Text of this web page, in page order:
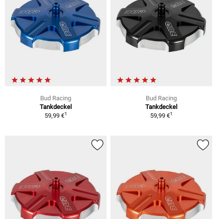
Bud Racing
Tankdeckel
59,99 €1
Bud Racing
Tankdeckel
59,99 €1